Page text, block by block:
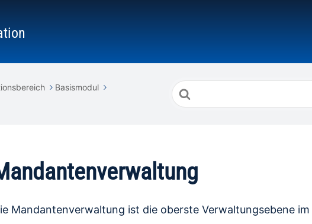
Basismodul
Suche
nach
Mandantenverwaltung ist die oberste Verwaltungsebene im